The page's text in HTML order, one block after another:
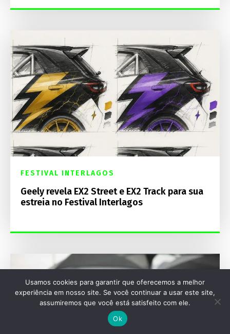
FESTIVAL INTERLAGOS
Geely revela EX2 Street e EX2 Track para sua
estreia no Festival Interlagos
Usamos cookies para garantir que oferecemos a melhor
experiência em nosso site. Se você continuar a usar este site,
assumiremos que você está satisfeito com ele.
Ok